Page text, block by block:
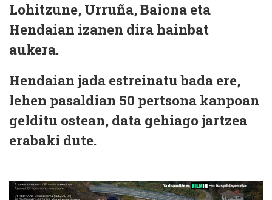
Lohitzune, Urruña, Baiona eta
Hendaian izanen dira hainbat
aukera.
Hendaian jada estreinatu bada ere,
lehen pasaldian 50 pertsona kanpoan
gelditu ostean, data gehiago jartzea
erabaki dute.